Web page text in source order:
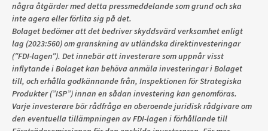
några åtgärder med detta pressmeddelande som grund och ska
inte agera eller förlita sig på det.
Bolaget bedömer att det bedriver skyddsvärd verksamhet enligt
lag (2023:560) om granskning av utländska direktinvesteringar
(”FDI-lagen”). Det innebär att investerare som uppnår visst
inflytande i Bolaget kan behöva anmäla investeringar i Bolaget
till, och erhålla godkännande från, Inspektionen för Strategiska
Produkter (”ISP”) innan en sådan investering kan genomföras.
Varje investerare bör rådfråga en oberoende juridisk rådgivare om
den eventuella tillämpningen av FDI-lagen i förhållande till